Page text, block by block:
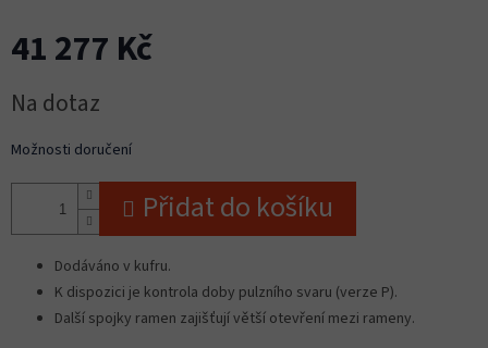
41 277 Kč
cena:
Na dotaz
Možnosti doručení
Přidat do košíku
Dodáváno v kufru.
K dispozici je kontrola doby pulzního svaru (verze P).
Další spojky ramen zajišťují větší otevření mezi rameny.